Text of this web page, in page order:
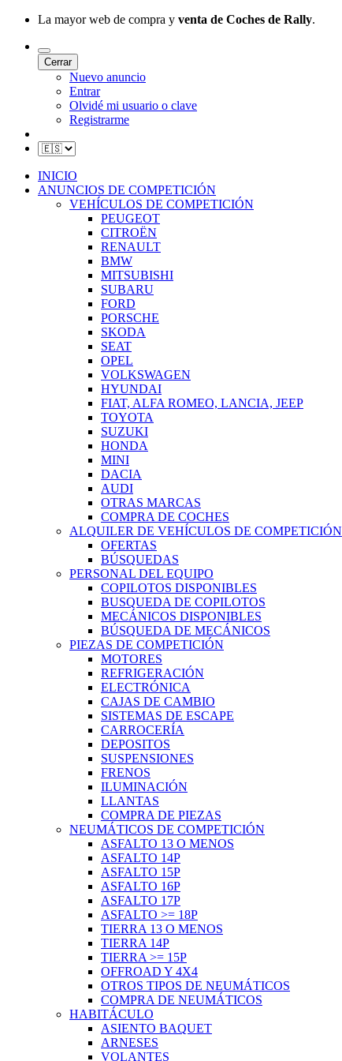
La mayor web de compra y venta de Coches de Rally.
Cerrar
Nuevo anuncio
Entrar
Olvidé mi usuario o clave
Registrarme
INICIO
ANUNCIOS DE COMPETICIÓN
VEHÍCULOS DE COMPETICIÓN
PEUGEOT
CITROËN
RENAULT
BMW
MITSUBISHI
SUBARU
FORD
PORSCHE
SKODA
SEAT
OPEL
VOLKSWAGEN
HYUNDAI
FIAT, ALFA ROMEO, LANCIA, JEEP
TOYOTA
SUZUKI
HONDA
MINI
DACIA
AUDI
OTRAS MARCAS
COMPRA DE COCHES
ALQUILER DE VEHÍCULOS DE COMPETICIÓN
OFERTAS
BÚSQUEDAS
PERSONAL DEL EQUIPO
COPILOTOS DISPONIBLES
BUSQUEDA DE COPILOTOS
MECÁNICOS DISPONIBLES
BÚSQUEDA DE MECÁNICOS
PIEZAS DE COMPETICIÓN
MOTORES
REFRIGERACIÓN
ELECTRÓNICA
CAJAS DE CAMBIO
SISTEMAS DE ESCAPE
CARROCERÍA
DEPOSITOS
SUSPENSIONES
FRENOS
ILUMINACIÓN
LLANTAS
COMPRA DE PIEZAS
NEUMÁTICOS DE COMPETICIÓN
ASFALTO 13 O MENOS
ASFALTO 14P
ASFALTO 15P
ASFALTO 16P
ASFALTO 17P
ASFALTO >= 18P
TIERRA 13 O MENOS
TIERRA 14P
TIERRA >= 15P
OFFROAD Y 4X4
OTROS TIPOS DE NEUMÁTICOS
COMPRA DE NEUMÁTICOS
HABITÁCULO
ASIENTO BAQUET
ARNESES
VOLANTES